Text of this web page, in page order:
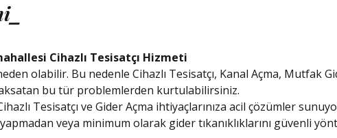
Cihazlı Tesisatçı Hizmeti
olabilir. Bu nedenle Cihazlı Tesisatçı, Kanal Açma, Mutfak
bu tür problemlerden kurtulabilirsiniz.
Tesisatçı ve Gider Açma ihtiyaçlarınıza acil çözümler
veya minimum olarak gider tıkanıklıklarını güvenli